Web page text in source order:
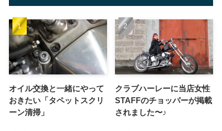
オイル交換と一緒にやって
おきたい「タペットスクリ
ーン清掃」
クラブハーレーに当店女性
STAFFのチョッパーが掲載
されました〜♪